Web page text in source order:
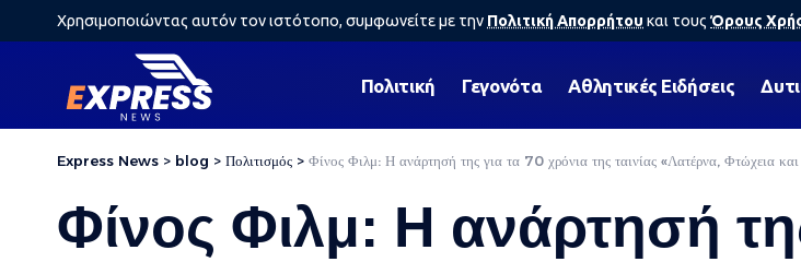
Χρησιμοποιώντας αυτόν τον ιστότοπο, συμφωνείτε με την Πολιτική Απορρήτου και τους Όρους
Πολιτική Γεγονότα Αθλητικές Ειδήσεις
Express News > blog > Πολιτισμός > Φίνος Φιλμ: Η ανάρτησή της για τα 70 χρόνια της ταινίας «Λατέρνα, Φτώχεια
Φίνος Φιλμ: Η ανάρτησή